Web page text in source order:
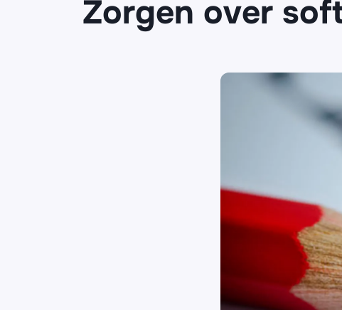
Zorgen over